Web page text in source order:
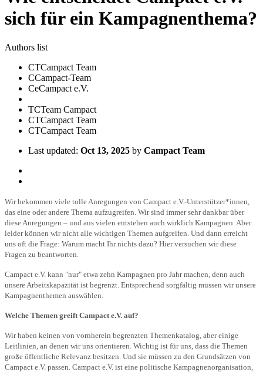
sich für ein Kampagnenthema?
Authors list
CTCampact Team
CCampact-Team
CeCampact e.V.
TCTeam Campact
CTCampact Team
CTCampact Team
Last updated: Oct 13, 2025 by Campact Team
Wir bekommen viele tolle Anregungen von Campact e.V.-Unterstützer*innen,
das eine oder andere Thema aufzugreifen. Wir sind immer sehr dankbar über
diese Anregungen – und aus vielen entstehen auch wirklich Kampagnen. Aber
leider können wir nicht alle wichtigen Themen aufgreifen. Und dann erreicht
uns oft die Frage: Warum macht Ihr nichts dazu? Hier versuchen wir diese
Fragen zu beantworten.
Campact e.V. kann "nur" etwa zehn Kampagnen pro Jahr machen, denn auch
unsere Arbeitskapazität ist begrenzt. Entsprechend sorgfältig müssen wir unsere
Kampagnenthemen auswählen.
Welche Themen greift Campact e.V. auf?
Wir haben keinen von vornherein begrenzten Themenkatalog, aber einige
Leitlinien, an denen wir uns orientieren. Wichtig ist für uns, dass die Themen
große öffentliche Relevanz besitzen. Und sie müssen zu den Grundsätzen von
Campact e.V. passen. Campact e.V. ist eine politische Kampagnenorganisation,